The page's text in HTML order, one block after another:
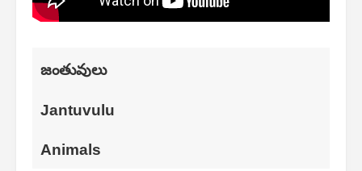
జంతువులు
Jantuvulu
Animals